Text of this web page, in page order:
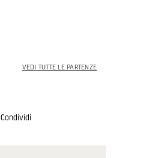
VEDI TUTTE LE PARTENZE
Condividi